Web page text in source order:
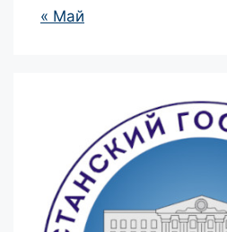
« Май